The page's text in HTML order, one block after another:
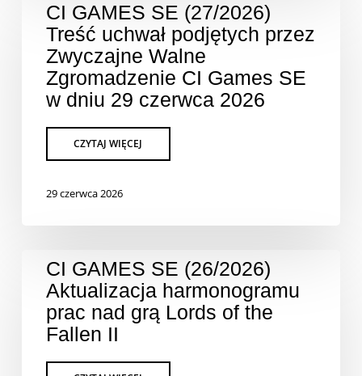
CI GAMES SE (27/2026)
Treść uchwał podjętych przez
Zwyczajne Walne
Zgromadzenie CI Games SE
w dniu 29 czerwca 2026
29 czerwca 2026
CI GAMES SE (26/2026)
Aktualizacja harmonogramu
prac nad grą Lords of the
Fallen II